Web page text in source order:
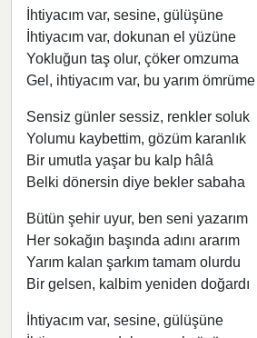
İhtiyacım var, sesine, gülüşüne
İhtiyacım var, dokunan el yüzüne
Yokluğun taş olur, çöker omzuma
Gel, ihtiyacım var, bu yarım ömrüme
Sensiz günler sessiz, renkler soluk
Yolumu kaybettim, gözüm karanlık
Bir umutla yaşar bu kalp hâlâ
Belki dönersin diye bekler sabaha
Bütün şehir uyur, ben seni yazarım
Her sokağın başında adını ararım
Yarım kalan şarkım tamam olurdu
Bir gelsen, kalbim yeniden doğardı
İhtiyacım var, sesine, gülüşüne